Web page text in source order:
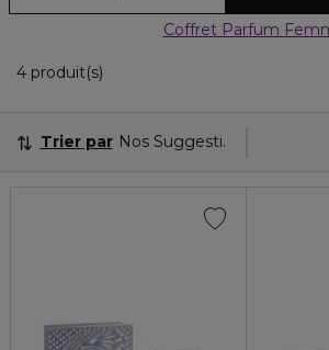
Coffret Parfum
4 produit(s)
Trier par Nos Suggestions